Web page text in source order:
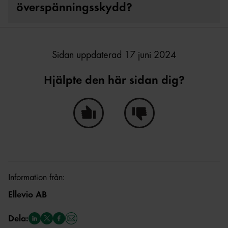
överspänningsskydd?
Sidan uppdaterad 17 juni 2024
Hjälpte den här sidan dig?
Information från:
Ellevio AB
Dela: